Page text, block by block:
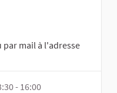
par mail à l'adresse
- 16:00